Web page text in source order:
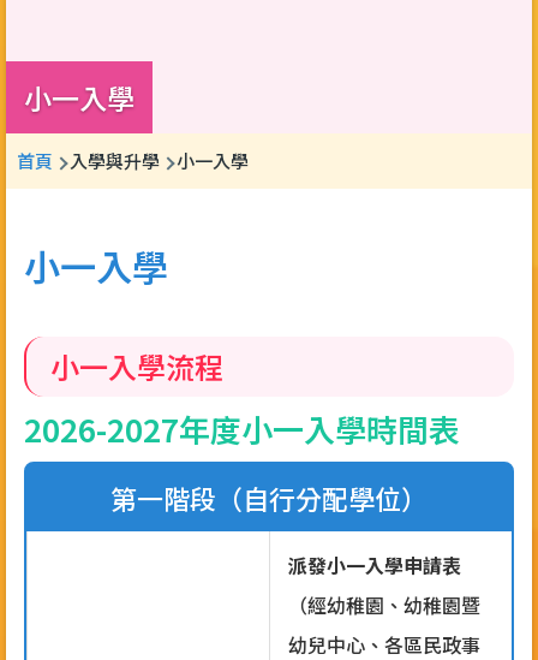
小一入學
導
航
結
首頁 入學與升學 小一入學
小一入學
小一入學流程
2026-2027年度小一入學時間表
第一階段（自行分配學位）
派發小一入學申請表
（經幼稚園、幼稚園暨
幼兒中心、各區民政事